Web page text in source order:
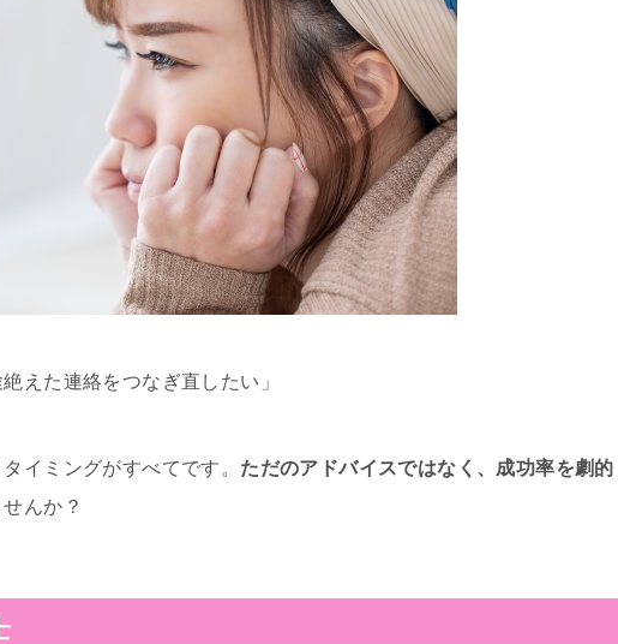
えた連絡をつなぎ直したい」
イミングがすべてです。 ただのアドバイスではなく、成功率を劇的
んか？